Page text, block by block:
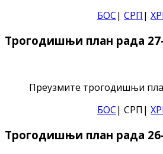
БОС| СРП |
Трогодишњи план рада
Преузмите трогодишњи
БОС| СРП|
Трогодишњи план рада